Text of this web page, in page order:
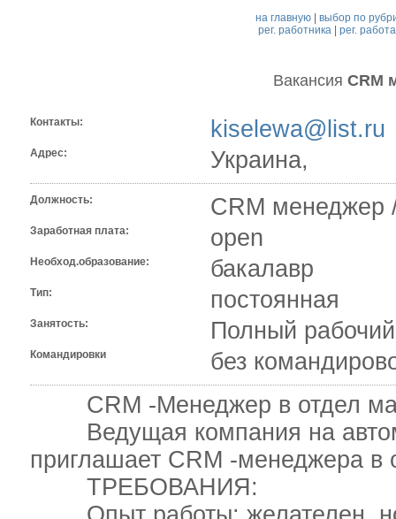
на главную |выбор по
рег. работника| рег.
Вакансия CRM
Контакты: kiselewa@list.ru
Адрес: Украина,
Должность: CRM
Заработная плата: open
Необход.образование: бакалавр
Тип: постоянная
Занятость: Полный
Командировки
без
CRM -Менеджер в отдел
Ведущая компания на
приглашает CRM -менеджера в
ТРЕБОВАНИЯ: